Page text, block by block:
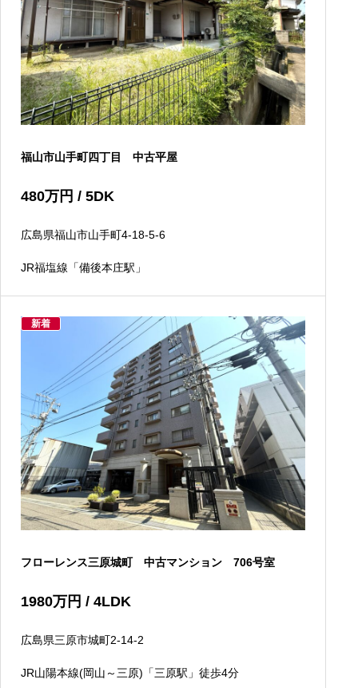
福山市山手町四丁目 中古平屋
480万円 / 5DK
広島県福山市山手町4-18-5-6
JR福塩線「備後本庄駅」
新着
フローレンス三原城町 中古マンション 706号室
1980万円 / 4LDK
広島県三原市城町2-14-2
JR山陽本線(岡山～三原)「三原駅」徒歩4分